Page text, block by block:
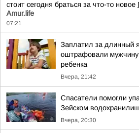
стоит сегодня браться за что-то новое
Аmur.life
07:21
Заплатил за длинный
оштрафовали
ребенка
Вчера, 21:42
Спасатели помогли
Зейском
Вчера, 20:30